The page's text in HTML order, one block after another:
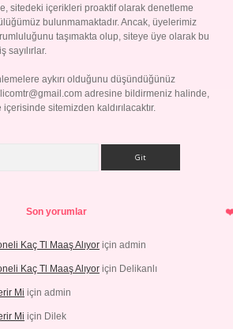
sitedeki içerikleri proaktif olarak denetleme
bulunmamaktadır. Ancak, üyelerimiz
taşımakta olup, siteye üye olarak bu
sayılırlar.
aykırı olduğunu düşündüğünüz
adresine bildirmeniz halinde,
sitemizden kaldırılacaktır.
Son yorumlar
Kaç Tl Maaş Alıyor için admin
Kaç Tl Maaş Alıyor için Delikanlı
Mi için admin
Mi için Dilek